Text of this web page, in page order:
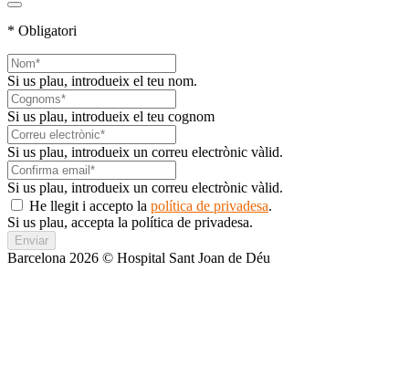
* Obligatori
Si us plau, introdueix el teu nom.
Si us plau, introdueix el teu cognom
Si us plau, introdueix un correu electrònic vàlid.
Si us plau, introdueix un correu electrònic vàlid.
He llegit i accepto la política de privadesa.
Si us plau, accepta la política de privadesa.
Enviar
Barcelona 2026 © Hospital Sant Joan de Déu